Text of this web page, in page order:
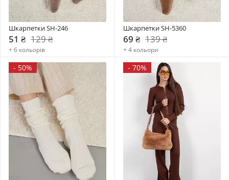
Шкарпетки SH-246
51 ₴ 129 ₴
+ 6 кольорів
Шкарпетки SH-5360
69 ₴ 139 ₴
+ 4 кольори
- 50% - 70%